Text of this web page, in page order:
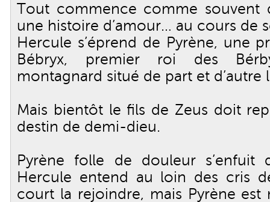
Tout commence comme souvent
une histoire d’amour… au cours de
Hercule s’éprend de Pyrène, une
Bébryx, premier roi des
montagnard situé de part et d’autre
Mais bientôt le fils de Zeus doit
destin de demi-dieu.
Pyrène folle de douleur s’enfuit
Hercule entend au loin des cris
court la rejoindre, mais Pyrène est